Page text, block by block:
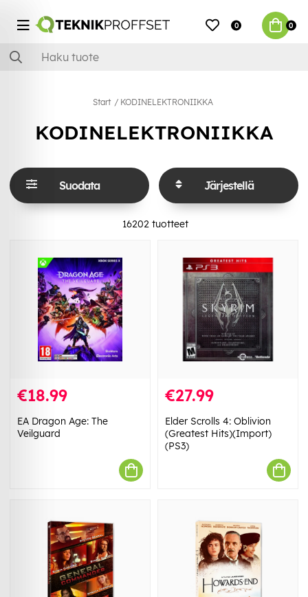
0 0
Start KODINELEKTRONIIKKA
KODINELEKTRONIIKKA
Suodata Järjestellä
16202 tuotteet
€18.99
EA Dragon Age: The
Veilguard
€27.99
Elder Scrolls 4: Oblivion
(Greatest Hits)(Import)
(PS3)